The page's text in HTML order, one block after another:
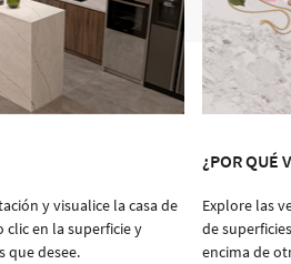
y visualice la casa de
clic en la superficie y
que desee.
¿POR QUÉ
Explore las
de
encima de